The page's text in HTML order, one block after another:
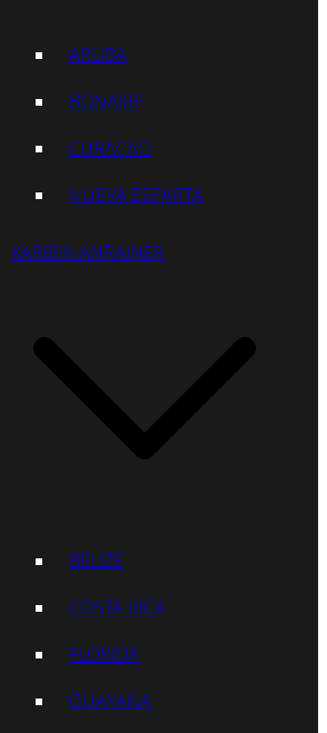
ARUBA
BONAIRE
CURAÇAO
NUEVA ESPARTA
KARIBIK-ANRAINER
BELIZE
COSTA RICA
FLORIDA
GUAYANA